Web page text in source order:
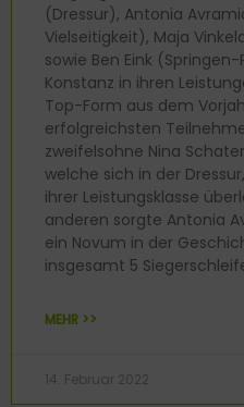
(Dressur), Antonia
Vielseitigkeit), Maja
sowie Ben Eink
Konstanz in ihren
Top-Form aus dem
erfolgreichsten
zweifelsohne Nina
welche sich in der
ihrer Leistungsklasse
anderen sorgte Antonia
ein Novum in der
insgesamt 5
MEHR >>
14. Februar 2022